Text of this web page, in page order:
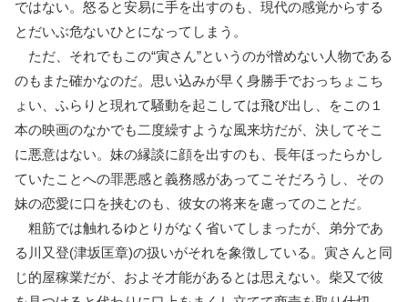
ではない。怒ると安易に手を出すのも、現代の感覚からする
とだいぶ危ないひとになってしまう。
ただ、それでもこの“寅さん”というのが憎めない人物である
のもまた確かなのだ。思い込みが早く身勝手でおっちょこち
ょい、ふらりと現れて騒動を起こしては飛び出し、をこの１
本の映画のなかでも二度繰すような風来坊だが、決してそこ
に悪意はない。妹の縁談に顔を出すのも、長年ほったらかし
ていたことへの罪悪感と義務感があってこそだろうし、その
妹の恋愛に口を挟むのも、彼女の将来を慮ってのことだ。
粗筋では触れるゆとりがなく省いてしまったが、弟分であ
る川又登(津坂匡章)の扱いがそれを象徴している。寅さんと同
じ的屋稼業だが、およそ才能があるとは思えない。柴又で彼